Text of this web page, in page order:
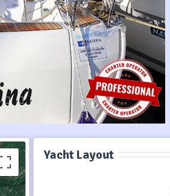
Yacht Layout